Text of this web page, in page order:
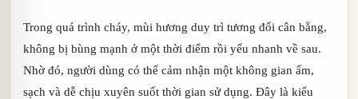
Trong quá trình cháy, mùi hương duy trì tương đối cân bằng,
không bị bùng mạnh ở một thời điểm rồi yếu nhanh về sau.
Nhờ đó, người dùng có thể cảm nhận một không gian ấm,
sạch và dễ chịu xuyên suốt thời gian sử dụng. Đây là kiểu